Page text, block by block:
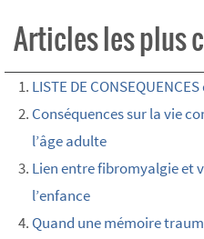
Articles les plus
LISTE DE
Conséquences sur la vie
l’âge adulte
Lien entre fibromyalgie et
l’enfance
Quand une mémoire